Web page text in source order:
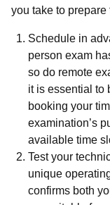
you take to
Schedule in
person exam
so do remote
it is essential to
booking your
examination’s
available time
Test your
unique
confirms both